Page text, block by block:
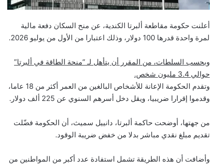
أعلنت حكومة مقاطعة ألبرتا الكندية، عن منح السكان دفعة مالية
لمرة واحدة قدرها 100 دولار، وذلك اعتبارا من الأول من يوليو 2026.
وبحسب السلطات، من المقرر أن يتأهل لـ “منحة الطاقة في ألبرتا”
حوالي 3.4 مليون شخص.
وتقدم الحكومة الإعانة للأشخاص البالغين من العمر أكثر من 18 عاما،
وقدموا إقرارا ضريبيا، ويقل دخل أسرهم السنوي عن 225 ألف دولار.
من جهتها، أوضحت حاكمة ألبرتا، دانييل سميث، أن الحكومة فضّلت
تقديم مبلغ نقدي مباشر بدلا من خفض ضريبة الوقود.
وأضافت أن هذه الطريقة تشمل استفادة عدد أكبر من المواطنين من